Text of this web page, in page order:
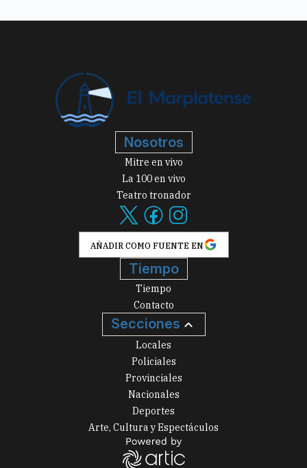
Nosotros
Mitre en vivo
La 100 en vivo
Teatro tronador
AÑADIR COMO FUENTE EN
Tiempo
Tiempo
Contacto
Secciones
Locales
Policiales
Provinciales
Nacionales
Deportes
Arte, Cultura y Espectáculos